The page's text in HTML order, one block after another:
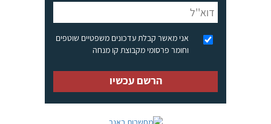
אני מאשר קבלת עדכונים משפטיים שוטפים
וחומר פרסומי מקבוצת קו מנחה
הרשם עכשיו